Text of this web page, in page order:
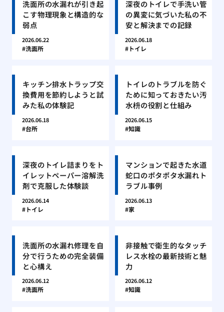
洗面所の水漏れが引き起
こす物理現象と構造的な
弱点
2026.06.22
洗面所
深夜のトイレで手洗い管
の異変に気づいた私の不
安と解決までの記録
2026.06.18
トイレ
キッチン排水トラップ交
換費用を節約しようと試
みた私の体験記
2026.06.18
台所
トイレのトラブルを防ぐ
ために知っておきたい汚
水枡の役割と仕組み
2026.06.15
知識
深夜のトイレ詰まりをト
イレットペーパー溶解洗
剤で克服した体験談
2026.06.14
トイレ
マンションで起きた水道
蛇口のポタポタ水漏れト
ラブル事例
2026.06.13
家
洗面所の水漏れ修理を自
分で行うための完全装備
と心構え
2026.06.12
洗面所
非接触で衛生的なタッチ
レス水栓の最新技術と魅
力
2026.06.12
知識